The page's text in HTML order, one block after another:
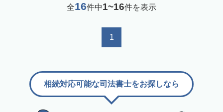
全16件中1~16件を表示
1
相続対応可能な司法書士をお探しなら